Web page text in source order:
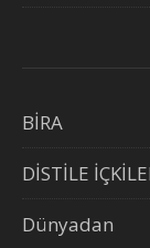
BİRA
DİSTİLE
Dünyadan